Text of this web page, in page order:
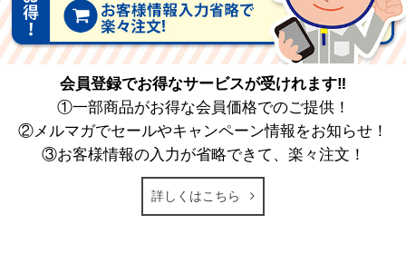
会員登録でお得なサービスが受けれます‼
①一部商品がお得な会員価格でのご提供！
②メルマガでセールやキャンペーン情報をお知らせ！
③お客様情報の入力が省略できて、楽々注文！
詳しくはこちら